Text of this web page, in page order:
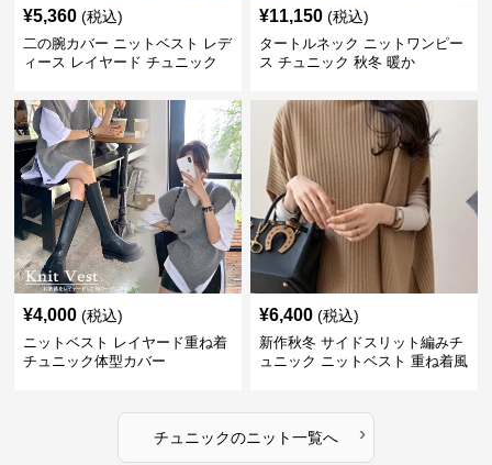
¥5,360 (税込)
二の腕カバー ニットベスト レデ
ィース レイヤード チュニック
¥11,150 (税込)
タートルネック ニットワンピー
ス チュニック 秋冬 暖か
¥4,000 (税込)
ニットベスト レイヤード重ね着
チュニック体型カバー
¥6,400 (税込)
新作秋冬 サイドスリット編みチ
ュニック ニットベスト 重ね着風
チュニックのニット一覧へ ›